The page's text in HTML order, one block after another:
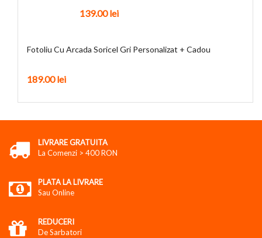
139.00lei
Fotoliu Cu Arcada Soricel Gri Personalizat + Cadou
189.00lei
LIVRARE GRATUITA
La Comenzi > 400 RON
PLATA LA LIVRARE
Sau Online
REDUCERI
De Sarbatori